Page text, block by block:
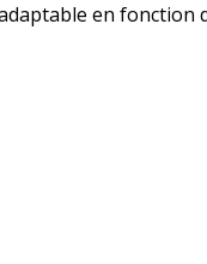
en fonction